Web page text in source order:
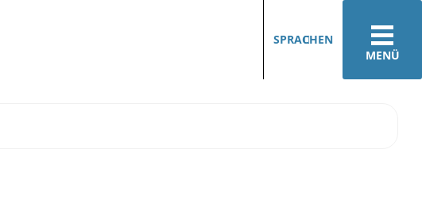
MENÜ
SPRACHEN